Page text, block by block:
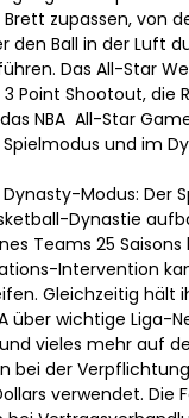
zupassen, von
den Ball in der Luft
Das All-Star
Point Shootout, die
NBA All-Star
und im
Modus: Der
Dynastie
Teams 25
Intervention
Gleichzeitig hält
über wichtige Liga-
vieles mehr auf
bei der
verwendet. Die